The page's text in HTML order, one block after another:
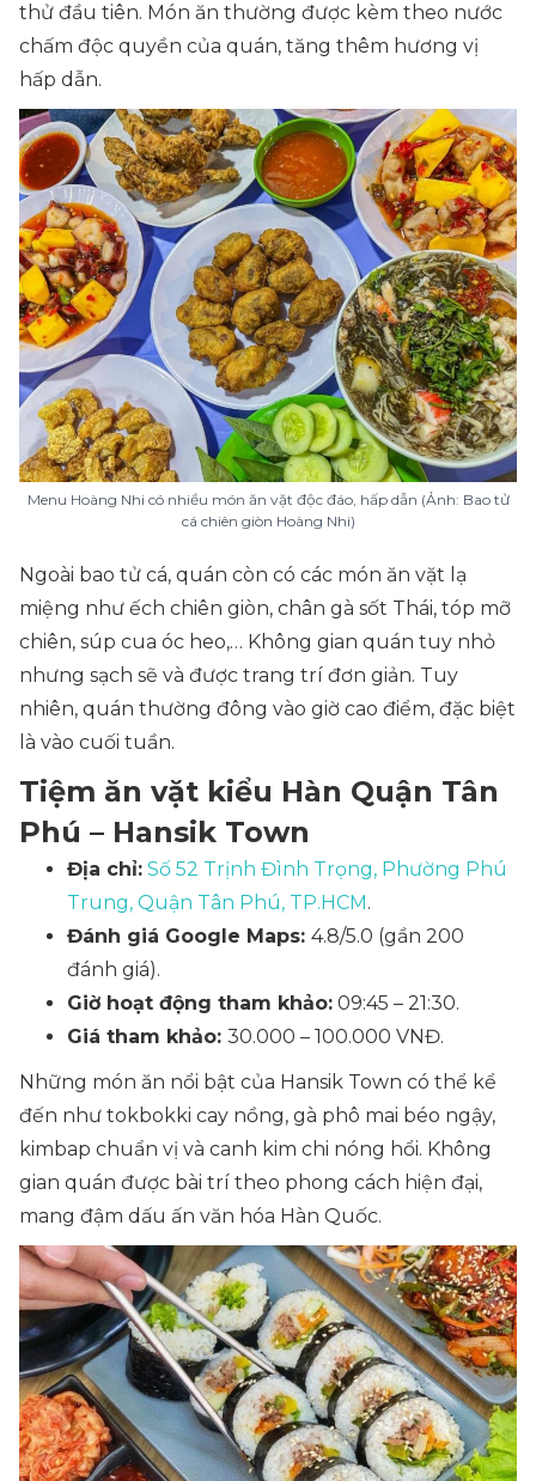
thử đầu tiên. Món ăn thường được kèm theo nước
chấm độc quyền của quán, tăng thêm hương vị
hấp dẫn.
Menu Hoàng Nhi có nhiều món ăn vặt độc đáo, hấp dẫn (Ảnh: Bao tử
cá chiên giòn Hoàng Nhi)
Ngoài bao tử cá, quán còn có các món ăn vặt lạ
miệng như ếch chiên giòn, chân gà sốt Thái, tóp mỡ
chiên, súp cua óc heo,… Không gian quán tuy nhỏ
nhưng sạch sẽ và được trang trí đơn giản. Tuy
nhiên, quán thường đông vào giờ cao điểm, đặc biệt
là vào cuối tuần.
Tiệm ăn vặt kiểu Hàn Quận Tân
Phú – Hansik Town
Địa chỉ: Số 52 Trịnh Đình Trọng, Phường Phú
Trung, Quận Tân Phú, TP.HCM.
Đánh giá Google Maps: 4.8/5.0 (gần 200
đánh giá).
Giờ hoạt động tham khảo: 09:45 – 21:30.
Giá tham khảo: 30.000 – 100.000 VNĐ.
Những món ăn nổi bật của Hansik Town có thể kể
đến như tokbokki cay nồng, gà phô mai béo ngậy,
kimbap chuẩn vị và canh kim chi nóng hổi. Không
gian quán được bài trí theo phong cách hiện đại,
mang đậm dấu ấn văn hóa Hàn Quốc.